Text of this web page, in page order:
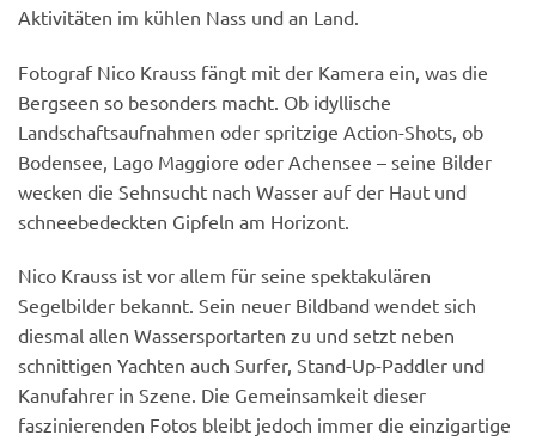
Aktivitäten im kühlen Nass und an Land.
Fotograf Nico Krauss fängt mit der Kamera ein, was die
Bergseen so besonders macht. Ob idyllische
Landschaftsaufnahmen oder spritzige Action-Shots, ob
Bodensee, Lago Maggiore oder Achensee – seine Bilder
wecken die Sehnsucht nach Wasser auf der Haut und
schneebedeckten Gipfeln am Horizont.
Nico Krauss ist vor allem für seine spektakulären
Segelbilder bekannt. Sein neuer Bildband wendet sich
diesmal allen Wassersportarten zu und setzt neben
schnittigen Yachten auch Surfer, Stand-Up-Paddler und
Kanufahrer in Szene. Die Gemeinsamkeit dieser
faszinierenden Fotos bleibt jedoch immer die einzigartige